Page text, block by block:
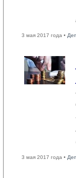
3 мая 2017 года •
3 мая 2017 года •